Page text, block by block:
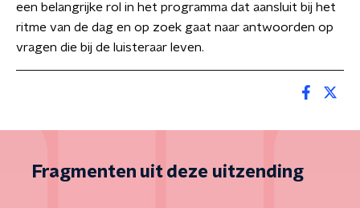
een belangrijke rol in het programma dat aansluit bij het
ritme van de dag en op zoek gaat naar antwoorden op
vragen die bij de luisteraar leven.
Fragmenten uit deze uitzending